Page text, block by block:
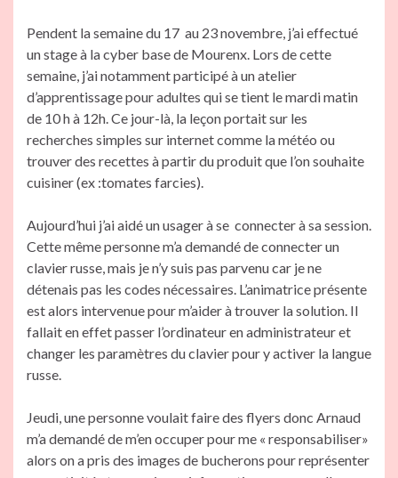
Pendent la semaine du 17 au 23 novembre, j’ai effectué
un stage à la cyber base de Mourenx. Lors de cette
semaine, j’ai notamment participé à un atelier
d’apprentissage pour adultes qui se tient le mardi matin
de 10 h à 12h. Ce jour-là, la leçon portait sur les
recherches simples sur internet comme la météo ou
trouver des recettes à partir du produit que l’on souhaite
cuisiner (ex :tomates farcies).
Aujourd’hui j’ai aidé un usager à se connecter à sa session.
Cette même personne m’a demandé de connecter un
clavier russe, mais je n’y suis pas parvenu car je ne
détenais pas les codes nécessaires. L’animatrice présente
est alors intervenue pour m’aider à trouver la solution. Il
fallait en effet passer l’ordinateur en administrateur et
changer les paramètres du clavier pour y activer la langue
russe.
Jeudi, une personne voulait faire des flyers donc Arnaud
m’a demandé de m’en occuper pour me « responsabiliser»
alors on a pris des images de bucherons pour représenter